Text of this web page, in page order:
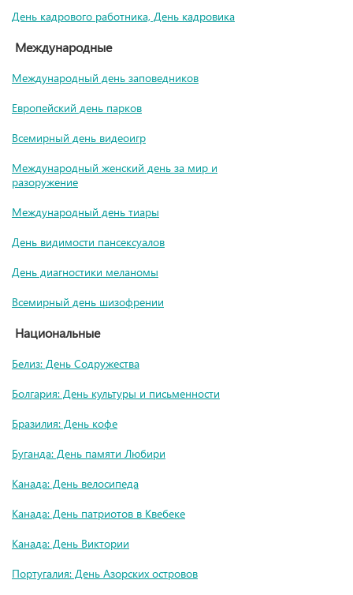
День кадрового работника, День кадровика
Международные
Международный день заповедников
Европейский день парков
Всемирный день видеоигр
Международный женский день за мир и
разоружение
Международный день тиары
День видимости пансексуалов
День диагностики меланомы
Всемирный день шизофрении
Национальные
Белиз: День Содружества
Болгария: День культуры и письменности
Бразилия: День кофе
Буганда: День памяти Любири
Канада: День велосипеда
Канада: День патриотов в Квебеке
Канада: День Виктории
Португалия: День Азорских островов